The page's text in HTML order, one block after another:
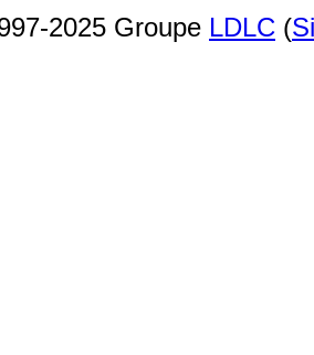
2025 Groupe LDLC (